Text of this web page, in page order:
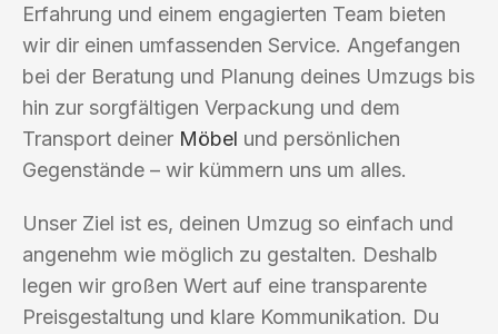
Erfahrung und einem engagierten Team bieten
wir dir einen umfassenden Service. Angefangen
bei der Beratung und Planung deines Umzugs bis
hin zur sorgfältigen Verpackung und dem
Transport deiner Möbel und persönlichen
Gegenstände – wir kümmern uns um alles.
Unser Ziel ist es, deinen Umzug so einfach und
angenehm wie möglich zu gestalten. Deshalb
legen wir großen Wert auf eine transparente
Preisgestaltung und klare Kommunikation. Du